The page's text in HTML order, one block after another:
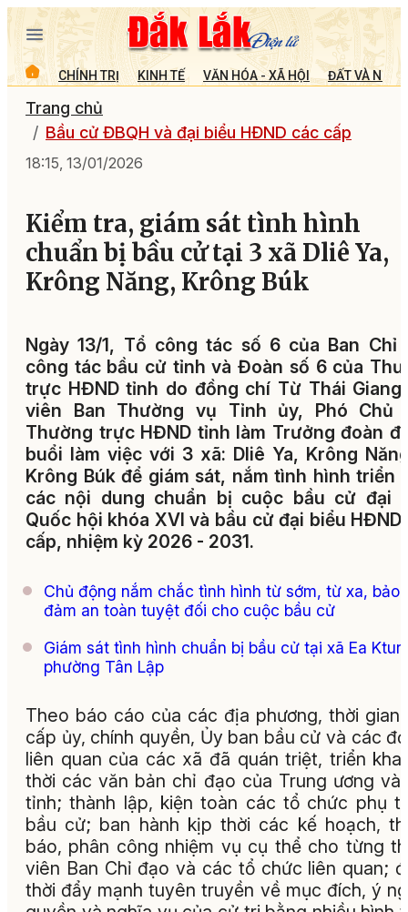
CHÍNH TRỊ KINH TẾ VĂN HÓA - XÃ HỘI ĐẤT VÀ
Trang chủ
Bầu cử ĐBQH và đại biểu HĐND các cấp
18:15, 13/01/2026
Kiểm tra, giám sát tình hình
chuẩn bị bầu cử tại 3 xã Dliê Ya,
Krông Năng, Krông Búk
Ngày 13/1, Tổ công tác số 6 của Ban Chỉ
công tác bầu cử tỉnh và Đoàn số 6 của
trực HĐND tỉnh do đồng chí Từ Thái
viên Ban Thường vụ Tỉnh ủy, Phó Chủ
Thường trực HĐND tỉnh làm Trưởng đoàn
buổi làm việc với 3 xã: Dliê Ya, Krông
Krông Búk để giám sát, nắm tình hình triển
các nội dung chuẩn bị cuộc bầu cử đại
Quốc hội khóa XVI và bầu cử đại biểu HĐND
cấp, nhiệm kỳ 2026 - 2031.
Chủ động nắm chắc tình hình từ sớm, từ xa, bảo
đảm an toàn tuyệt đối cho cuộc bầu cử
Giám sát tình hình chuẩn bị bầu cử tại xã Ea Ktur
phường Tân Lập
Theo báo cáo của các địa phương, thời gian
cấp ủy, chính quyền, Ủy ban bầu cử và các
liên quan của các xã đã quán triệt, triển
thời các văn bản chỉ đạo của Trung ương và
tỉnh; thành lập, kiện toàn các tổ chức phụ
bầu cử; ban hành kịp thời các kế hoạch,
báo, phân công nhiệm vụ cụ thể cho từng
viên Ban Chỉ đạo và các tổ chức liên quan;
thời đẩy mạnh tuyên truyền về mục đích, ý